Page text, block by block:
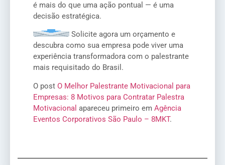
é mais do que uma ação pontual — é uma
decisão estratégica.
Solicite agora um orçamento e
descubra como sua empresa pode viver uma
experiência transformadora com o palestrante
mais requisitado do Brasil.
O post O Melhor Palestrante Motivacional para
Empresas: 8 Motivos para Contratar Palestra
Motivacional apareceu primeiro em Agência
Eventos Corporativos São Paulo – 8MKT.